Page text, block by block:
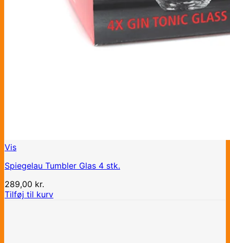
Vis
Spiegelau Tumbler Glas 4 stk.
289,00 kr.
Tilføj til kurv